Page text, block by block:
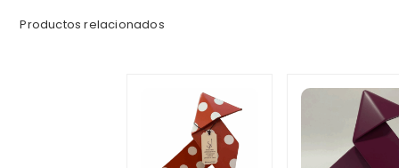
Productos relacionados